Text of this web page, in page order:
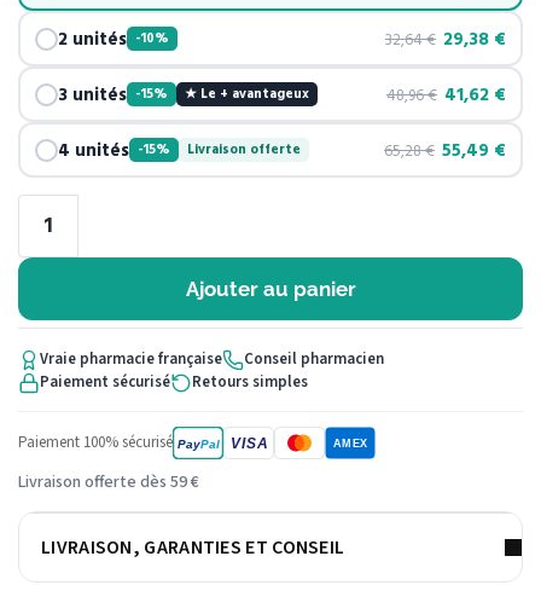
2 unités -10% 32,64€ 29,38 €
3 unités -15% ★ Le + avantageux 48,96€ 41,62 €
4 unités -15% Livraison offerte 65,28€ 55,49 €
Ajouter au panier
Vraie pharmacie française
Conseil pharmacien
Paiement sécurisé
Retours simples
Paiement 100% sécurisé PayPal VISA AMEX
Livraison offerte dès 59 €
LIVRAISON, GARANTIES ET CONSEIL